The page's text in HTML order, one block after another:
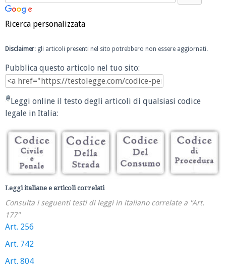
Ricerca personalizzata
Disclaimer: gli articoli presenti nel sito potrebbero non essere aggiornati.
Pubblica questo articolo nel tuo sito:
Leggi online il testo degli articoli di qualsiasi codice
legale in Italia:
Leggi italiane e articoli correlati
Consulta i seguenti testi di leggi in italiano correlate a "Art.
177"
Art. 256
Art. 742
Art. 804